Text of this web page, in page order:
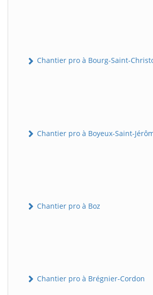
Chantier pro à Bourg-Saint-
Chantier pro à Boyeux-Saint-
Chantier pro à Boz
Chantier pro à Brégnier-Cordon